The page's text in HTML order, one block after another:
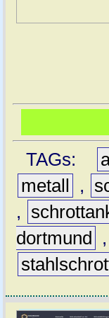
TAGs:
metall
,
,
dortmund
,